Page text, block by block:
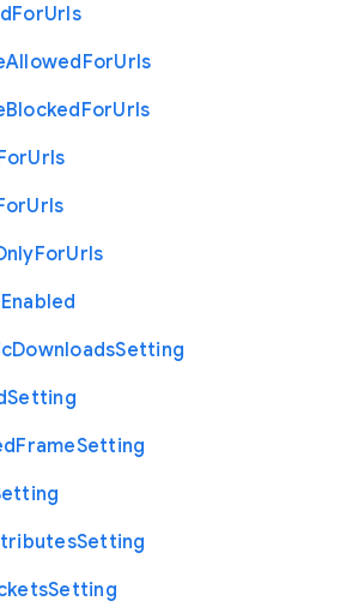
ForUrls
AllowedForUrls
BlockedForUrls
Urls
Urls
ForUrls
Enabled
DownloadsSetting
Setting
FrameSetting
Setting
Setting